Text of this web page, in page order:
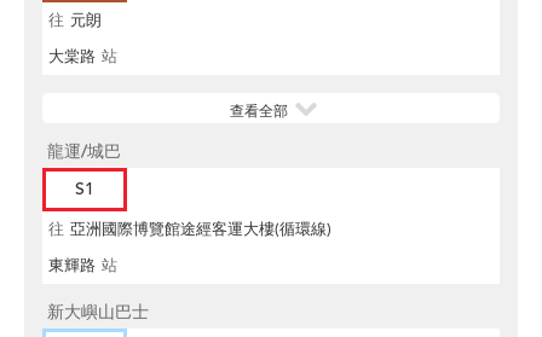
往 元朗
大棠路 站
查看全部
龍運/城巴
S1
往 亞洲國際博覽館途經客運大樓(循環線)
東輝路 站
新大嶼山巴士